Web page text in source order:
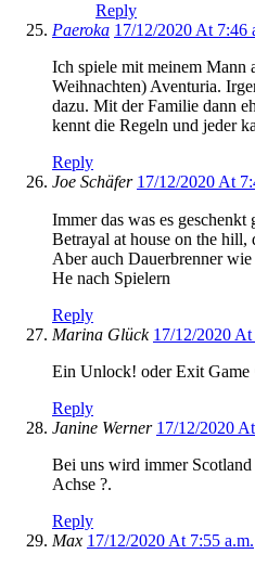
Reply
Paeroka 17/12/2020 At 7:46
Ich spiele mit meinem Mann
Weihnachten) Aventuria.
dazu. Mit der Familie dann
kennt die Regeln und jeder
Reply
Joe Schäfer 17/12/2020 At
Immer das was es
Betrayal at house on the hill,
Aber auch Dauerbrenner
He nach Spielern
Reply
Marina Glück 17/12/2020 At
Ein Unlock! oder Exit Game
Reply
Janine Werner 17/12/2020
Bei uns wird immer
Achse ?.
Reply
Max 17/12/2020 At 7:55 a.m.